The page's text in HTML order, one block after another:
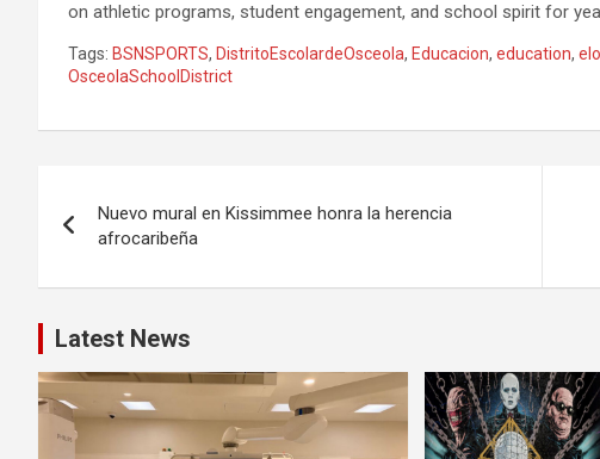
on athletic programs, student engagement, and school spirit for
Tags: BSNSPORTS, DistritoEscolardeOsceola, Educacion, education,
OsceolaSchoolDistrict
s
t
n
a
Nuevo mural en Kissimmee honra la herencia
afrocaribeña
Latest News